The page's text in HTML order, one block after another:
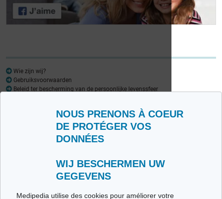
NOUS PRENONS À COEUR
DE PROTÉGER VOS
DONNÉES
WIJ BESCHERMEN UW
GEGEVENS
Medipedia utilise des cookies pour améliorer votre
Wie zijn wij?
Gebruiksvoorwaarden
Beleid ter bescherming van de persoonlijke levenssfeer
Ce site respecte les principes de la charte HON Code.